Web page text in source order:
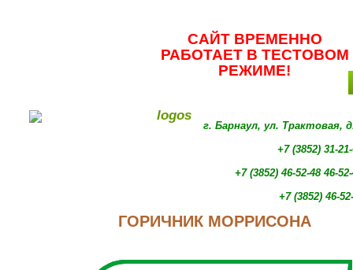
САЙТ ВРЕМЕННО
РАБОТАЕТ В ТЕСТОВОМ
РЕЖИМЕ!
ГОРИЧНИК МОРРИСОНА
г. Барнаул, ул. Трактовая,
+7 (3852) 31-
+7 (3852) 46-52-48 46-
+7 (3852) 46-